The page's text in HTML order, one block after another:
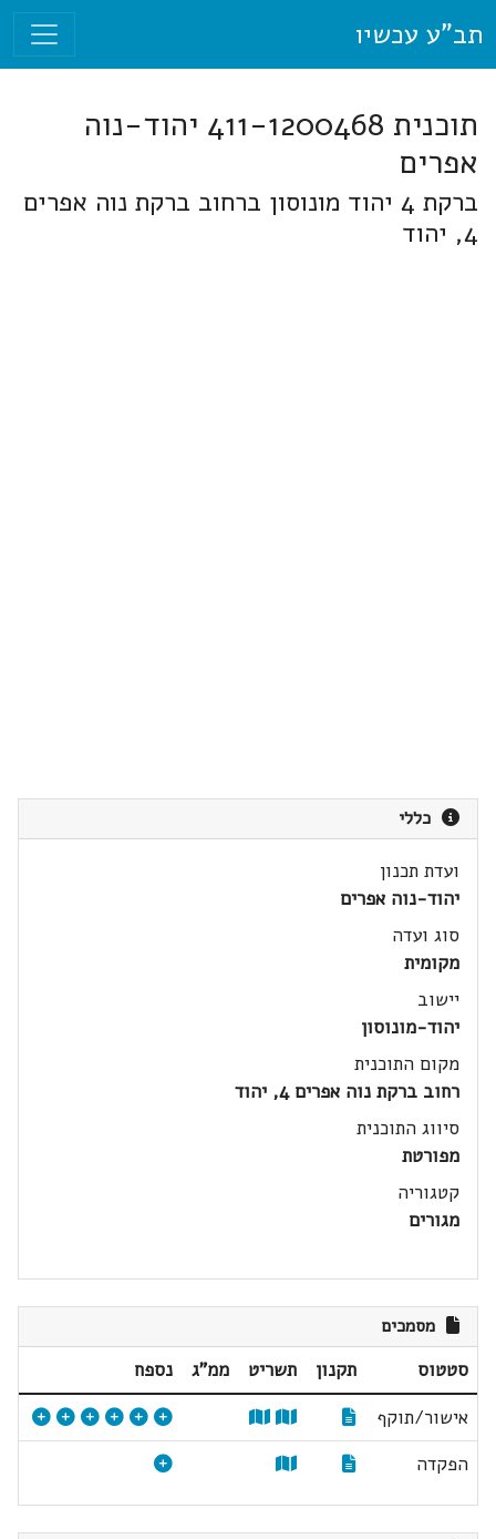
תב"ע עכשיו
תוכנית 411-1200468 יהוד-נוה
אפרים
ברקת 4 יהוד מונוסון ברחוב ברקת נוה אפרים
4, יהוד
כללי
ועדת תכנון
יהוד-נוה אפרים
סוג ועדה
מקומית
יישוב
יהוד-מונוסון
מקום התוכנית
רחוב ברקת נוה אפרים 4, יהוד
סיווג התוכנית
מפורטת
קטגוריה
מגורים
מסמכים
סטטוס תקנון תשריט ממ"ג
נספח
אישור/תוקף
הפקדה